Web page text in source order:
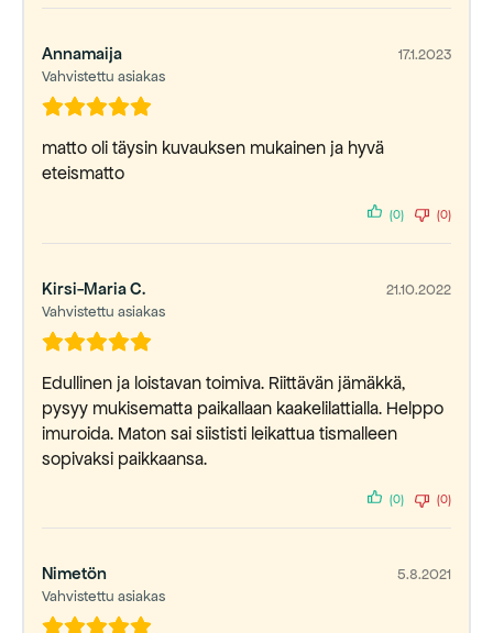
Annamaija
Vahvistettu asiakas
17.1.2023
matto oli täysin kuvauksen mukainen ja hyvä
eteismatto
(0) (0)
Kirsi-Maria C.
Vahvistettu asiakas
21.10.2022
Edullinen ja loistavan toimiva. Riittävän jämäkkä,
pysyy mukisematta paikallaan kaakelilattialla. Helppo
imuroida. Maton sai siististi leikattua tismalleen
sopivaksi paikkaansa.
(0) (0)
Nimetön
Vahvistettu asiakas
5.8.2021